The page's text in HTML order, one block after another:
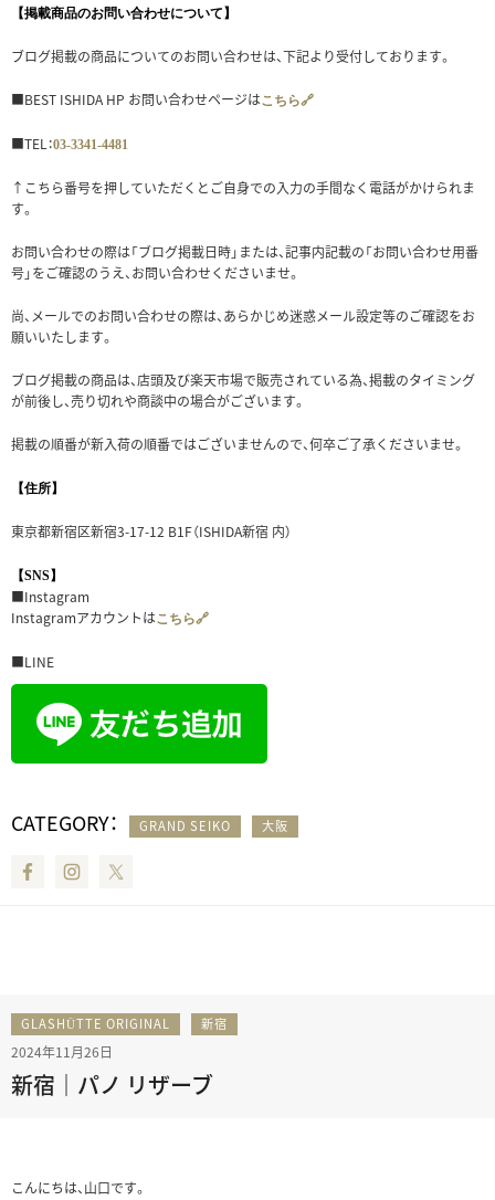
【掲載商品のお問い合わせについて】
ブログ掲載の商品についてのお問い合わせは、下記より受付しております。
■BEST ISHIDA HP お問い合わせページはこちら🔗
■TEL：03-3341-4481
↑こちら番号を押していただくとご自身での入力の手間なく電話がかけられま
す。
お問い合わせの際は「ブログ掲載日時」または、記事内記載の「お問い合わせ用番
号」をご確認のうえ、お問い合わせくださいませ。
尚、メールでのお問い合わせの際は、あらかじめ迷惑メール設定等のご確認をお
願いいたします。
ブログ掲載の商品は、店頭及び楽天市場で販売されている為、掲載のタイミング
が前後し、売り切れや商談中の場合がございます。
掲載の順番が新入荷の順番ではございませんので、何卒ご了承くださいませ。
【住所】
東京都新宿区新宿3-17-12 B1F（ISHIDA新宿 内）
【SNS】
■Instagram
Instagramアカウントはこちら🔗
■LINE
CATEGORY： GRAND SEIKO 大阪
FacebookInstagram
GLASHÜTTE ORIGINAL 新宿
2024年11月26日
新宿｜パノ リザーブ
こんにちは、山口です。